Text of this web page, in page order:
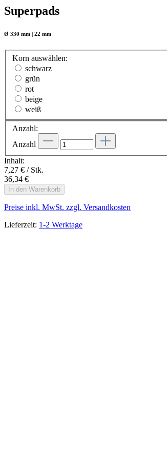
Superpads
Ø 330 mm | 22 mm
Korn auswählen:
schwarz
grün
rot
beige
weiß
Anzahl:
Anzahl
Inhalt:
7,27 € / Stk.
36,34 €
In den Warenkorb
Preise inkl. MwSt. zzgl. Versandkosten
Lieferzeit: 1-2 Werktage